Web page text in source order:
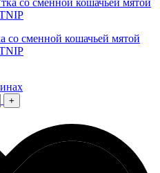
со сменной кошачьей мятой
+